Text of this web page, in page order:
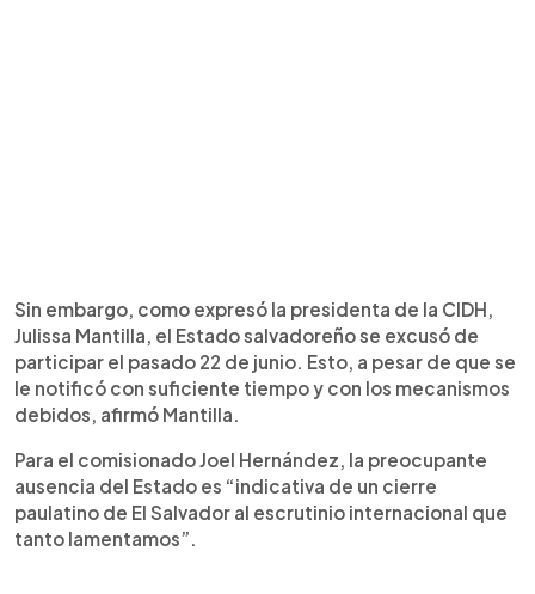
Sin embargo, como expresó la presidenta de la CIDH,
Julissa Mantilla, el Estado salvadoreño se excusó de
participar el pasado 22 de junio. Esto, a pesar de que se
le notificó con suficiente tiempo y con los mecanismos
debidos, afirmó Mantilla.
Para el comisionado Joel Hernández, la preocupante
ausencia del Estado es “indicativa de un cierre
paulatino de El Salvador al escrutinio internacional que
tanto lamentamos”.